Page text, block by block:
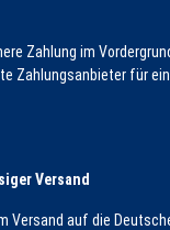
Zahlung im
Zahlungsanbieter für
Versand
Versand auf die